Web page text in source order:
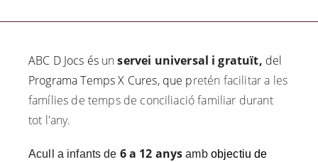
ABC D Jocs és unservei universal i gratuït, del
Programa Temps X Cures, que pretén facilitar a les
famílies de temps de conciliació familiar durant
tot l'any.
Acull a infants de 6 a 12 anys amb objectiu de